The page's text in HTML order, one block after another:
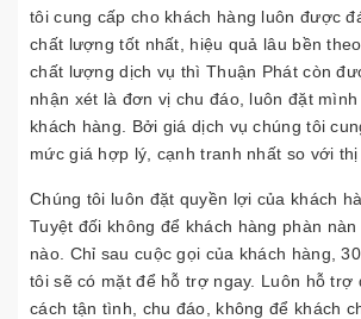
tôi cung cấp cho khách hàng luôn được
chất lượng tốt nhất, hiệu quả lâu bền
chất lượng dịch vụ thì Thuận Phát còn
nhận xét là đơn vị chu đáo, luôn đặt
khách hàng. Bởi giá dịch vụ chúng tôi
mức giá hợp lý, cạnh tranh nhất so với
Chúng tôi luôn đặt quyền lợi của khách
Tuyệt đối không để khách hàng phàn
nào. Chỉ sau cuộc gọi của khách hàng,
tôi sẽ có mặt để hỗ trợ ngay. Luôn hỗ trợ
cách tận tình, chu đáo, không để khách